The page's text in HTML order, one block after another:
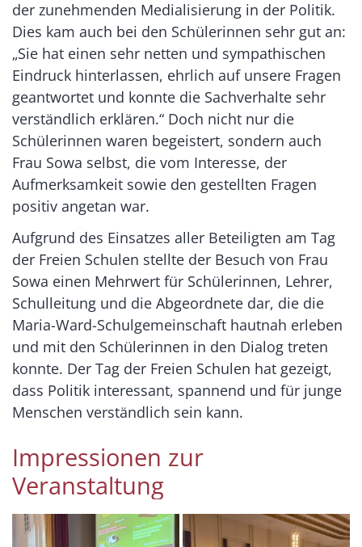
der zunehmenden Medialisierung in der Politik.
Dies kam auch bei den Schülerinnen sehr gut an:
„Sie hat einen sehr netten und sympathischen
Eindruck hinterlassen, ehrlich auf unsere Fragen
geantwortet und konnte die Sachverhalte sehr
verständlich erklären.“ Doch nicht nur die
Schülerinnen waren begeistert, sondern auch
Frau Sowa selbst, die vom Interesse, der
Aufmerksamkeit sowie den gestellten Fragen
positiv angetan war.
Aufgrund des Einsatzes aller Beteiligten am Tag
der Freien Schulen stellte der Besuch von Frau
Sowa einen Mehrwert für Schülerinnen, Lehrer,
Schulleitung und die Abgeordnete dar, die die
Maria-Ward-Schulgemeinschaft hautnah erleben
und mit den Schülerinnen in den Dialog treten
konnte. Der Tag der Freien Schulen hat gezeigt,
dass Politik interessant, spannend und für junge
Menschen verständlich sein kann.
Impressionen zur
Veranstaltung